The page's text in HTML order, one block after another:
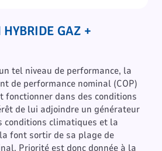
GAZ +
tel niveau de performance, la
de performance nominal (COP)
fonctionner dans des conditions
de lui adjoindre un générateur
conditions climatiques et la
font sortir de sa plage de
Priorité est donc donnée à la